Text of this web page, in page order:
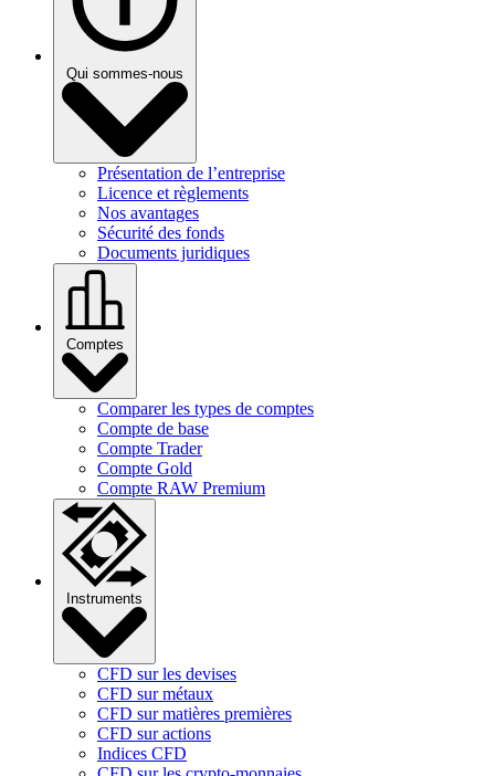
Qui sommes-nous
Présentation de l’entreprise
Licence et règlements
Nos avantages
Sécurité des fonds
Documents juridiques
Comptes
Comparer les types de comptes
Compte de base
Compte Trader
Compte Gold
Compte RAW Premium
Instruments
CFD sur les devises
CFD sur métaux
CFD sur matières premières
CFD sur actions
Indices CFD